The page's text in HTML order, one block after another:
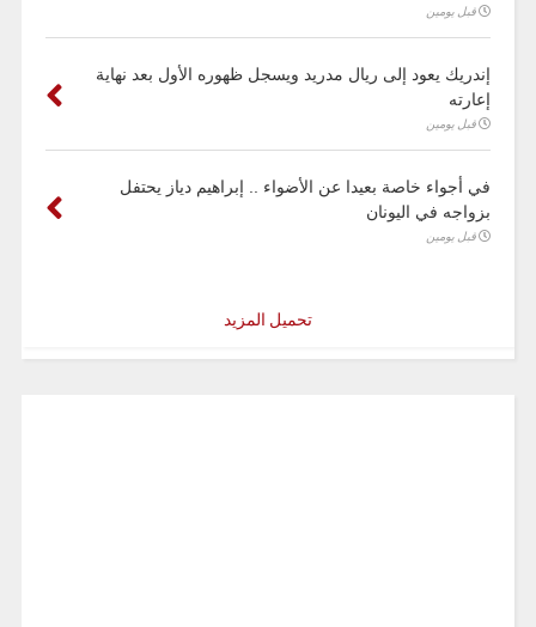
قبل يومين
إندريك يعود إلى ريال مدريد ويسجل ظهوره الأول بعد نهاية
إعارته
قبل يومين
في أجواء خاصة بعيدا عن الأضواء .. إبراهيم دياز يحتفل
بزواجه في اليونان
قبل يومين
تحميل المزيد